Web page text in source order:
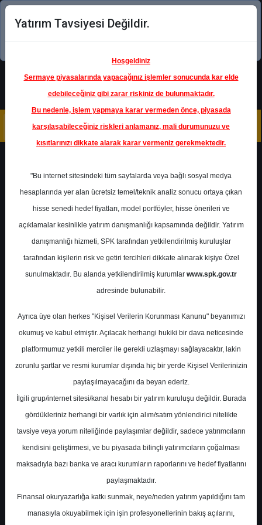
Şimdi uygulamayı indirin!
TRGYO- TORUNLAR
GAYRİMENKUL YATIRIM
Hedef Fiyat 62.10 ₺
Getiri
%0.00
2 2
En Yüksek Tahmin
Ortalama Fiyat Tahmini
Ortalama Getiri Potansiyeli
Yatırım Tavsiyesi Değildir.
Hoşgeldiniz
Sermaye piyasalarında yapacağınız işlemler sonucunda kar elde
edebileceğiniz gibi zarar riskiniz de bulunmaktadır.
Bu nedenle, işlem yapmaya karar vermeden önce, piyasada
karşılaşabileceğiniz riskleri anlamanız, mali durumunuzu ve
kısıtlarınızı dikkate alarak karar vermeniz gerekmektedir.
"Bu internet sitesindeki tüm sayfalarda veya bağlı sosyal medya
hesaplarında yer alan ücretsiz temel/teknik analiz sonucu ortaya çıkan
hisse senedi hedef fiyatları, model portföyler, hisse önerileri ve
açıklamalar kesinlikle yatırım danışmanlığı kapsamında değildir. Yatırım
danışmanlığı hizmeti, SPK tarafından yetkilendirilmiş kuruluşlar
tarafından kişilerin risk ve getiri tercihleri dikkate alınarak kişiye Özel
sunulmaktadır. Bu alanda yetkilendirilmiş kurumlar www.spk.gov.tr
adresinde bulunabilir.
Ayrıca üye olan herkes "Kişisel Verilerin Korunması Kanunu" beyanımızı
okumuş ve kabul etmiştir. Açılacak herhangi hukiki bir dava neticesinde
platformumuz yetkili merciler ile gerekli uzlaşmayı sağlayacaktır, lakin
zorunlu şartlar ve resmi kurumlar dışında hiç bir yerde Kişisel Verilerinizin
paylaşılmayacağını da beyan ederiz.
İlgili grup/internet sitesi/kanal hesabı bir yatırım kuruluşu değildir. Burada
gördükleriniz herhangi bir varlık için alım/satım yönlendirici nitelikte
tavsiye veya yorum niteliğinde paylaşımlar değildir, sadece yatırımcıların
kendisini geliştirmesi, ve bu piyasada bilinçli yatırımcıların çoğalması
maksadıyla bazı banka ve aracı kurumların raporlarını ve hedef fiyatlarını
paylaşmaktadır.
Finansal okuryazarlığa katkı sunmak, neye/neden yatırım yapıldığını tam
manasıyla okuyabilmek için işin profesyonellerinin bakış açılarını,